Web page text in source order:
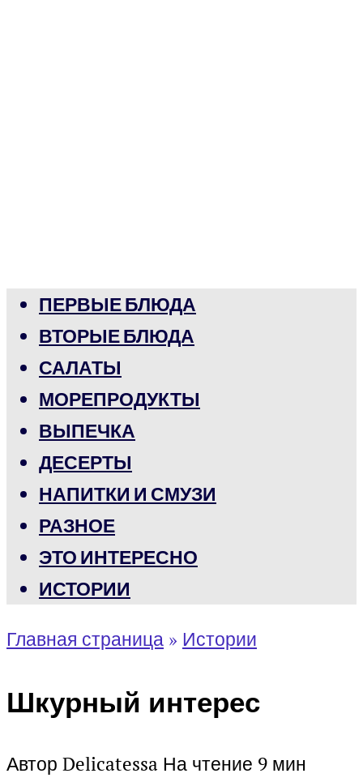
ПЕРВЫЕ БЛЮДА
ВТОРЫЕ БЛЮДА
САЛАТЫ
МОРЕПРОДУКТЫ
ВЫПЕЧКА
ДЕСЕРТЫ
НАПИТКИ И СМУЗИ
РАЗНОЕ
ЭТО ИНТЕРЕСНО
ИСТОРИИ
Главная страница » Истории
Шкурный интерес
Автор Delicatessa На чтение 9 мин